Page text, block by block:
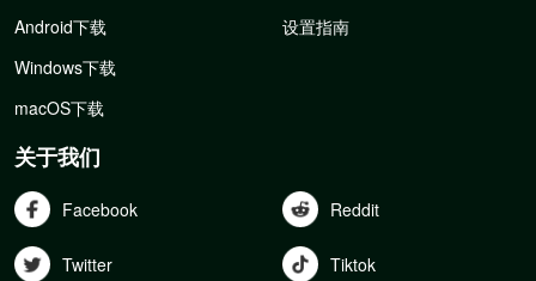
Android下载
Windows下载
macOS下载
设置指南
关于我们
Facebook Reddit
Twitter Tiktok